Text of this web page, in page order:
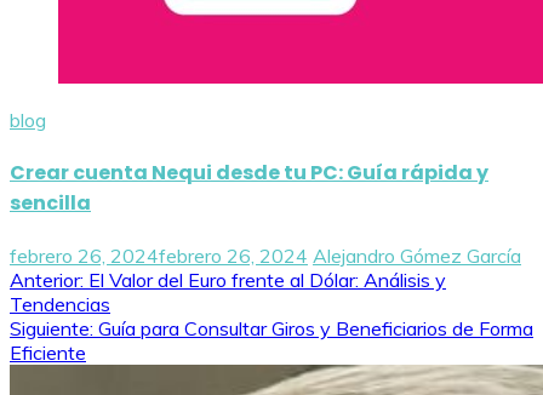
blog
Crear cuenta Nequi desde tu PC: Guía rápida y
sencilla
febrero 26, 2024febrero 26, 2024 Alejandro Gómez García
Navegación
de
entradas
Anterior: El Valor del Euro frente al Dólar: Análisis y
Tendencias
Siguiente: Guía para Consultar Giros y Beneficiarios de Forma
Eficiente